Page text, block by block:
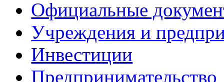
Официальные
Учреждения и
Инвестиции
Предпринимательство